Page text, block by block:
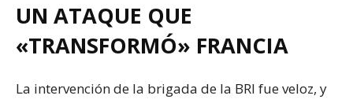
UN ATAQUE QUE
«TRANSFORMÓ» FRANCIA
La intervención de la brigada de la BRI fue veloz, y